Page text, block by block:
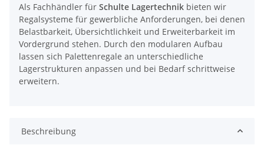
Als Fachhändler für Schulte Lagertechnik bieten wir
Regalsysteme für gewerbliche Anforderungen, bei denen
Belastbarkeit, Übersichtlichkeit und Erweiterbarkeit im
Vordergrund stehen. Durch den modularen Aufbau
lassen sich Palettenregale an unterschiedliche
Lagerstrukturen anpassen und bei Bedarf schrittweise
erweitern.
Beschreibung